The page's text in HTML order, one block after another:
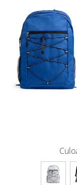
Bluze Maria
Halate medicale
Halate
Halate medicale
fluturas
Halate
Halate medicale
Fuste, Sarafane
Sarafane Mira